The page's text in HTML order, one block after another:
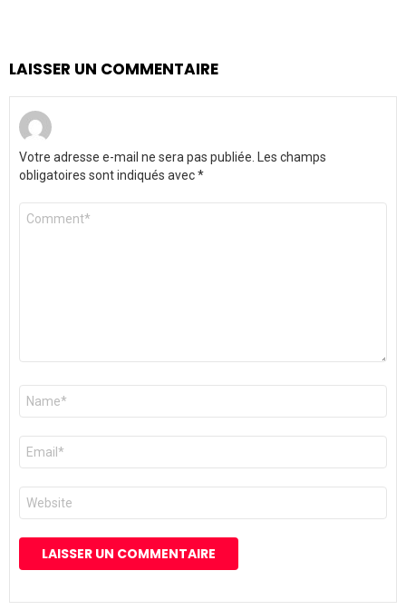
LAISSER UN COMMENTAIRE
Votre adresse e-mail ne sera pas publiée. Les champs
obligatoires sont indiqués avec*
Commentaire
Nom
E-
mail
*
Site
web